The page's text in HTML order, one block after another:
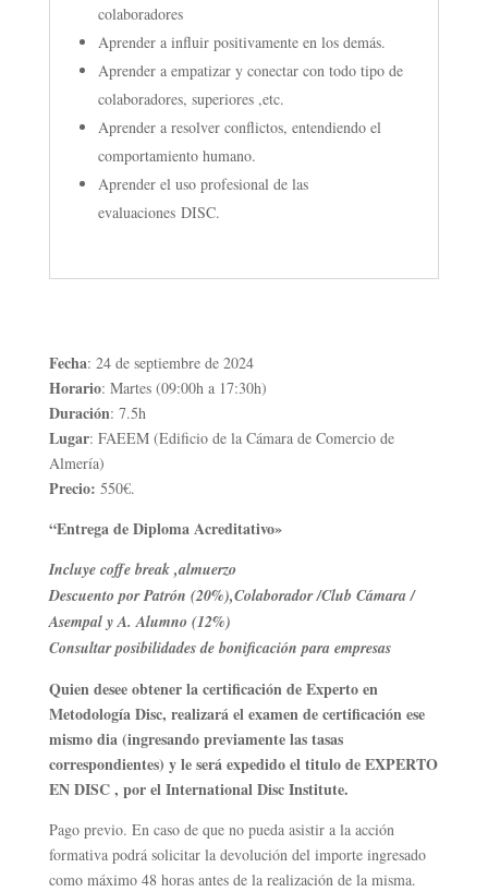
colaboradores
Aprender a influir positivamente en los demás.
Aprender a empatizar y conectar con todo tipo de
colaboradores, superiores ,etc.
Aprender a resolver conflictos, entendiendo el
comportamiento humano.
Aprender el uso profesional de las
evaluaciones DISC.
Fecha: 24 de septiembre de 2024
Horario: Martes (09:00h a 17:30h)
Duración: 7.5h
Lugar: FAEEM (Edificio de la Cámara de Comercio de
Almería)
Precio: 550€.
“Entrega de Diploma Acreditativo»
Incluye coffe break ,almuerzo
Descuento por Patrón (20%),Colaborador /Club Cámara /
Asempal y A. Alumno (12%)
Consultar posibilidades de bonificación para empresas
Quien desee obtener la certificación de Experto en
Metodología Disc, realizará el examen de certificación ese
mismo dia (ingresando previamente las tasas
correspondientes) y le será expedido el titulo de EXPERTO
EN DISC , por el International Disc Institute.
Pago previo. En caso de que no pueda asistir a la acción
formativa podrá solicitar la devolución del importe ingresado
como máximo 48 horas antes de la realización de la misma.